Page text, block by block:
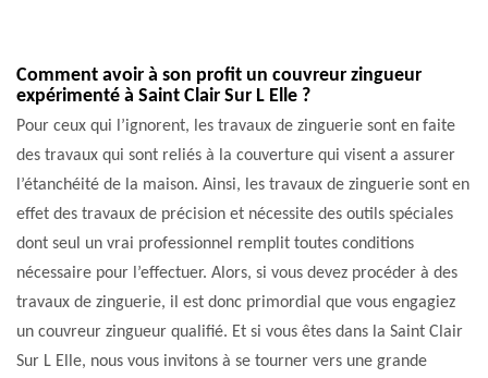
Comment avoir à son profit un couvreur zingueur
expérimenté à Saint Clair Sur L Elle ?
Pour ceux qui l’ignorent, les travaux de zinguerie sont en faite
des travaux qui sont reliés à la couverture qui visent a assurer
l’étanchéité de la maison. Ainsi, les travaux de zinguerie sont en
effet des travaux de précision et nécessite des outils spéciales
dont seul un vrai professionnel remplit toutes conditions
nécessaire pour l’effectuer. Alors, si vous devez procéder à des
travaux de zinguerie, il est donc primordial que vous engagiez
un couvreur zingueur qualifié. Et si vous êtes dans la Saint Clair
Sur L Elle, nous vous invitons à se tourner vers une grande